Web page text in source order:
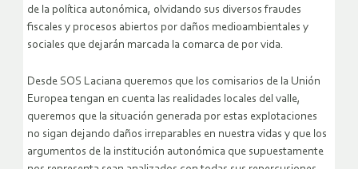
de la política autonómica, olvidando sus diversos fraudes
fiscales y procesos abiertos por daños medioambientales y
sociales que dejarán marcada la comarca de por vida.
Desde SOS Laciana queremos que los comisarios de la Unión
Europea tengan en cuenta las realidades locales del valle,
queremos que la situación generada por estas explotaciones
no sigan dejando daños irreparables en nuestra vidas y que los
argumentos de la institución autonómica que supuestamente